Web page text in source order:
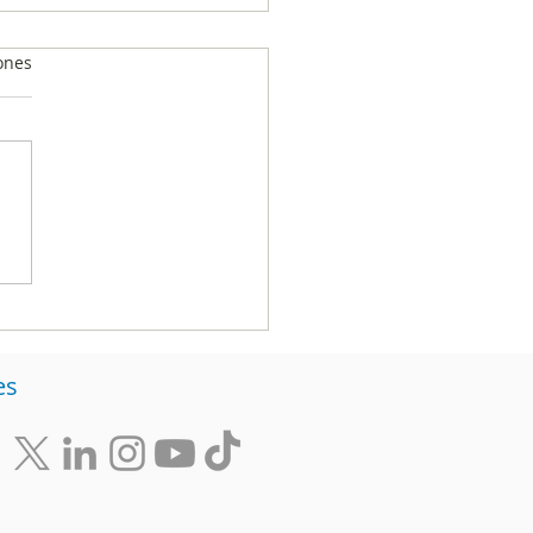
del país